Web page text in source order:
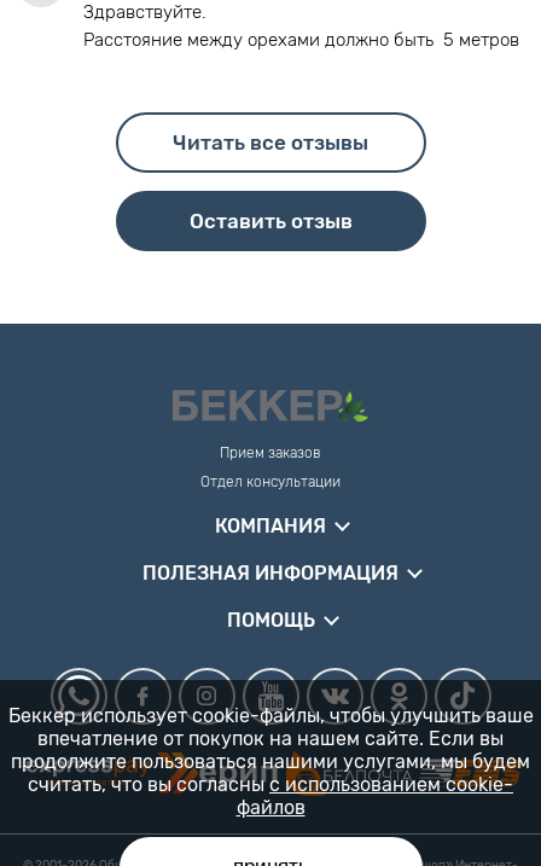
Здравствуйте.
Расстояние между орехами должно быть 5 метров
Читать все отзывы
Оставить отзыв
Прием заказов
Отдел консультации
КОМПАНИЯ
ПОЛЕЗНАЯ ИНФОРМАЦИЯ
ПОМОЩЬ
Беккер использует cookie-файлы, чтобы улучшить ваше
впечатление от покупок на нашем сайте. Если вы
продолжите пользоваться нашими услугами, мы будем
считать, что вы согласны с использованием cookie-
файлов